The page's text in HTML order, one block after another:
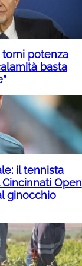
torni potenza
basta
il tennista
Open
ginocchio